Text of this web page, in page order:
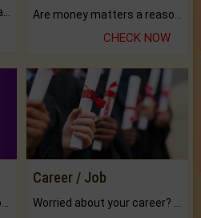
CHECK NOW
Career / Job